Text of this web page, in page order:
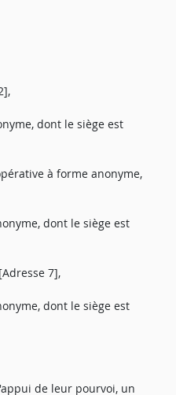
dont le siège est
à forme anonyme,
dont le siège est
7],
dont le siège est
de leur pourvoi, un